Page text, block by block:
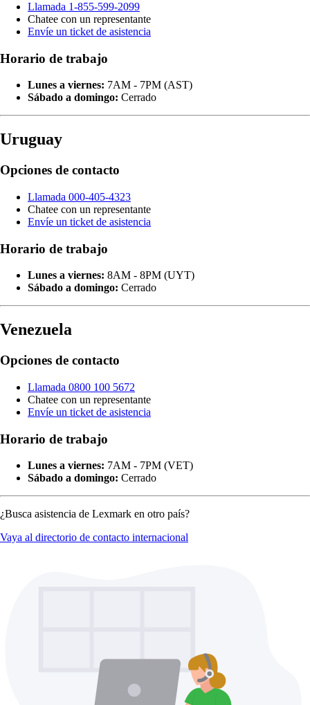
Llamada 1-855-599-2099
Chatee con un representante
Envíe un ticket de asistencia
Horario de trabajo
Lunes a viernes: 7AM - 7PM (AST)
Sábado a domingo: Cerrado
Uruguay
Opciones de contacto
Llamada 000-405-4323
Chatee con un representante
Envíe un ticket de asistencia
Horario de trabajo
Lunes a viernes: 8AM - 8PM (UYT)
Sábado a domingo: Cerrado
Venezuela
Opciones de contacto
Llamada 0800 100 5672
Chatee con un representante
Envíe un ticket de asistencia
Horario de trabajo
Lunes a viernes: 7AM - 7PM (VET)
Sábado a domingo: Cerrado
¿Busca asistencia de Lexmark en otro país?
Vaya al directorio de contacto internacional